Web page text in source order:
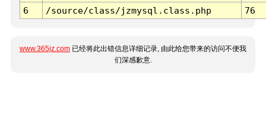
6
/source/class/jzmysql.class.php 76
www.365jz.com 已经将此出错信息详细记录, 由此给您带来的访问不便我
们深感歉意.